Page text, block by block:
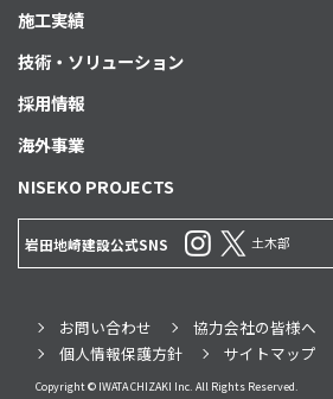
施工実績
技術・ソリューション
採用情報
海外事業
NISEKO PROJECTS
岩田地崎建設公式SNS 土木部
お問い合わせ
協力会社の皆様へ
個人情報保護方針
サイトマップ
Copyright © IWATA CHIZAKI Inc. All Rights Reserved.